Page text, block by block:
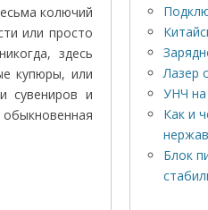
колючий
или просто
здесь
купюры, или
сувениров и
Лазер
УНЧ на
Как и
Блок